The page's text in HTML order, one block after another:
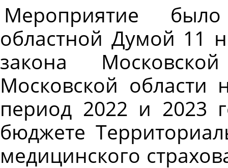
Мероприятие
областной Думой 11
закона
Московской
период 2022 и 2023
бюджете
медицинского